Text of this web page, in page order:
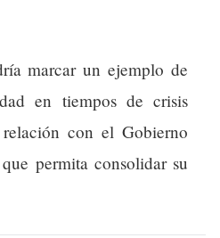
marcar un ejemplo de
en tiempos de crisis
con el Gobierno
permita consolidar su